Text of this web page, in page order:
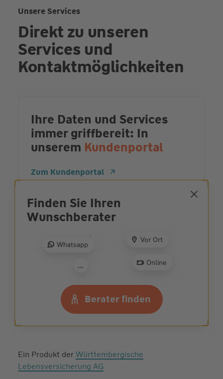
Berater finden
Finden Sie Ihren
Wunsch­berater
Whatsapp
...
Vor Ort
Online
Unsere Services
Direkt zu unseren
Services und
Kontaktmöglichkeiten
Ihre Daten und Services
immer griffbereit: In
unserem Kundenportal
Zum Kundenportal
Ehrliche und
partnerschaftliche
Beratung: Jetzt
Wunschberater
finden
Zur Beratersuche
Ein Produkt derWürttembergische
Lebensversicherung AG